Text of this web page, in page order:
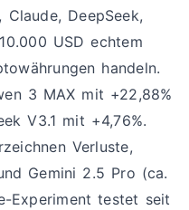
DeepSeek,
USD echtem
handeln.
3 MAX mit +22,88%
V3.1 mit +4,76%.
Verluste,
Gemini 2.5 Pro (ca.
Experiment testet seit